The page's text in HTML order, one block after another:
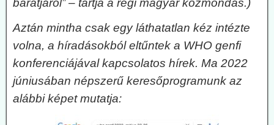
barátjáról” – tartja a régi magyar közmondás.)
Aztán mintha csak egy láthatatlan kéz intézte
volna, a híradásokból eltűntek a WHO genfi
konferenciájával kapcsolatos hírek. Ma 2022
júniusában népszerű keresőprogramunk az
alábbi képet mutatja: